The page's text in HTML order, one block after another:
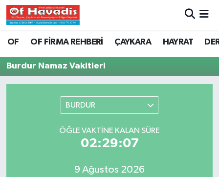
OF OF FİRMA REHBERİ ÇAYKARA HAYRAT
Burdur Namaz Vakitleri
BURDUR
ÖĞLE VAKTINE KALAN SÜRE
02:29:07
9 Ağustos 2026
Trabzon Nöbetçi Eczaneler
Trabzon Hava Durumu
Trabzon Namaz Vakitleri
Trabzon Trafik Yoğunluk Haritası
Süper Lig Puan Durumu ve Fikstür